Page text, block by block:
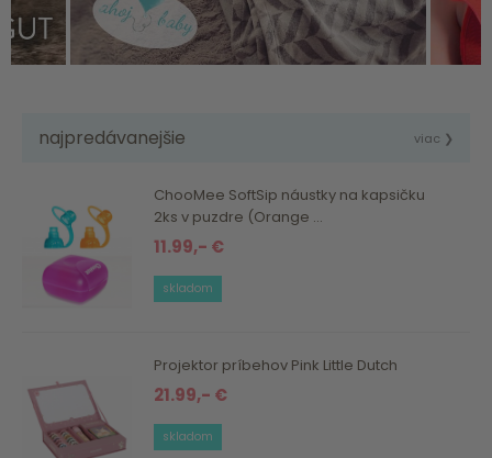
najpredávanejšie viac ❯
ChooMee SoftSip náustky na kapsičku
2ks v puzdre (Orange ...
11.99,- €
skladom
Projektor príbehov Pink Little Dutch
21.99,- €
skladom